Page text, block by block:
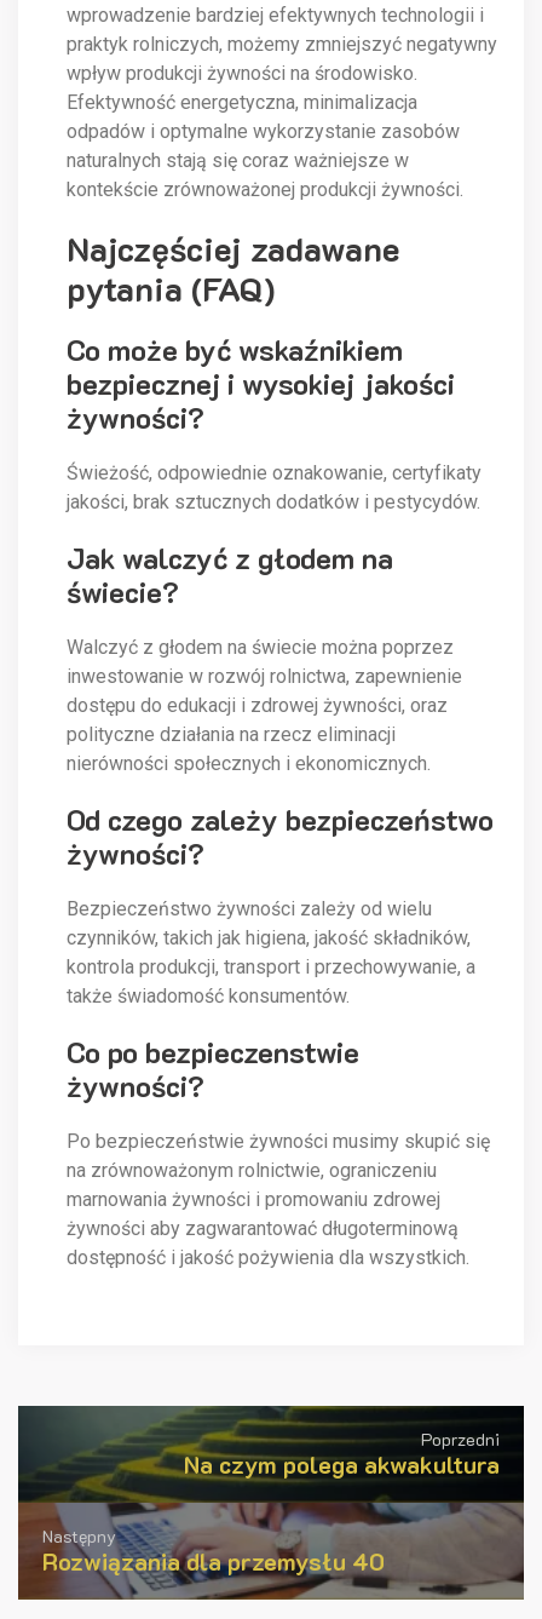
wprowadzenie bardziej efektywnych technologii i
praktyk rolniczych, możemy zmniejszyć negatywny
wpływ produkcji żywności na środowisko.
Efektywność energetyczna, minimalizacja
odpadów i optymalne wykorzystanie zasobów
naturalnych stają się coraz ważniejsze w
kontekście zrównoważonej produkcji żywności.
Najczęściej zadawane
pytania (FAQ)
Co może być wskaźnikiem
bezpiecznej i wysokiej jakości
żywności?
Świeżość, odpowiednie oznakowanie, certyfikaty
jakości, brak sztucznych dodatków i pestycydów.
Jak walczyć z głodem na
świecie?
Walczyć z głodem na świecie można poprzez
inwestowanie w rozwój rolnictwa, zapewnienie
dostępu do edukacji i zdrowej żywności, oraz
polityczne działania na rzecz eliminacji
nierówności społecznych i ekonomicznych.
Od czego zależy bezpieczeństwo
żywności?
Bezpieczeństwo żywności zależy od wielu
czynników, takich jak higiena, jakość składników,
kontrola produkcji, transport i przechowywanie, a
także świadomość konsumentów.
Co po bezpieczenstwie
żywności?
Po bezpieczeństwie żywności musimy skupić się
na zrównoważonym rolnictwie, ograniczeniu
marnowania żywności i promowaniu zdrowej
żywności aby zagwarantować długoterminową
dostępność i jakość pożywienia dla wszystkich.
Poprzedni
Na czym polega akwakultura
Następny
Rozwiązania dla przemysłu 40